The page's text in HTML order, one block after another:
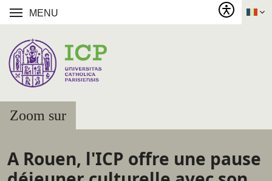
MENU
Zoom sur
A Rouen, l'ICP offre une pause